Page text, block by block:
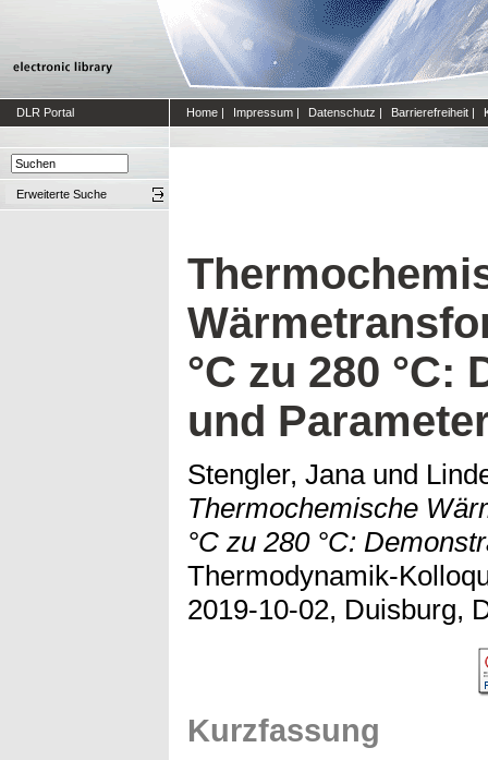
DLR Portal Home | Impressum | Datenschutz | Barrierefreiheit |
Erweiterte Suche
°C zu 280 °C:
und
Stengler, Janaund
Thermochemische
°C zu 280 °C:
Thermodynamik-
2019-10-02, Duisburg,
Kurzfassung